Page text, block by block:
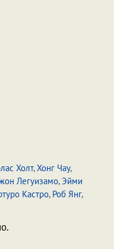
Холт,Хонг Чау,
Легуизамо,Эйми
Кастро, Роб Янг,